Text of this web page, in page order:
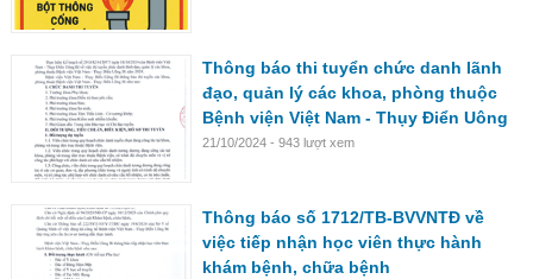
Thông báo thi tuyển chức danh lãnh
đạo, quản lý các khoa, phòng thuộc
Bệnh viện Việt Nam - Thụy Điển Uông
Bí năm 2024
21/10/2024 - 943 lượt xem
Thông báo số 1712/TB-BVVNTĐ về
việc tiếp nhận học viên thực hành
khám bệnh, chữa bệnh